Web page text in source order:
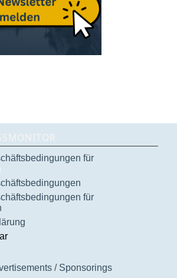
für
für
/ Sponsorings